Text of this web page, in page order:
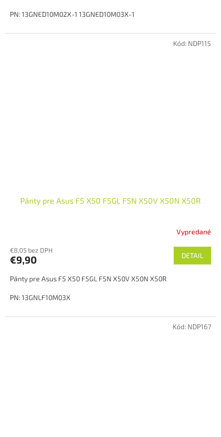
PN: 13GNED10M02X-1 13GNED10M03X-1
Stav: Pouzity
Pánty pre Asus F5 X50 F5GL F5N X50V X50N X50R
Vypredané
€8,05 bez DPH
€9,90 DETAIL
Pánty pre Asus F5 X50 F5GL F5N X50V X50N X50R
PN: 13GNLF10M03X
Stav: Pouzity
Kód: NDP115
Kód: NDP167